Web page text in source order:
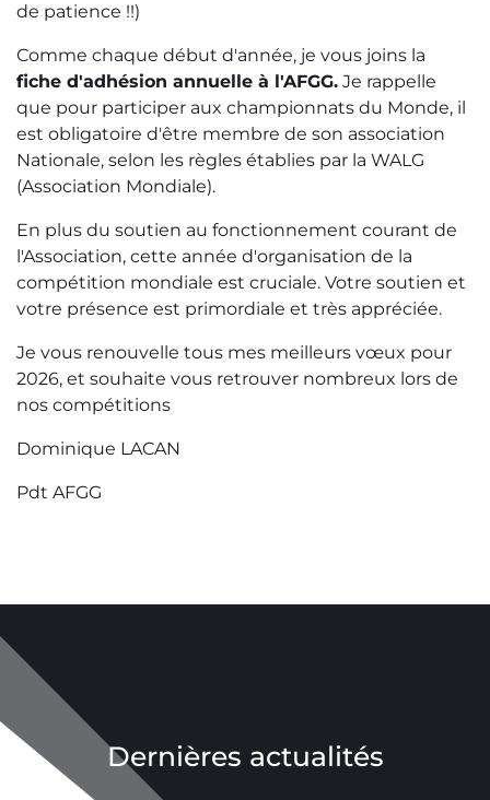
de patience !!)
Comme chaque début d'année, je vous joins la
fiche d'adhésion annuelle à l'AFGG. Je rappelle
que pour participer aux championnats du Monde, il
est obligatoire d'être membre de son association
Nationale, selon les règles établies par la WALG
(Association Mondiale).
En plus du soutien au fonctionnement courant de
l'Association, cette année d'organisation de la
compétition mondiale est cruciale. Votre soutien et
votre présence est primordiale et très appréciée.
Je vous renouvelle tous mes meilleurs vœux pour
2026, et souhaite vous retrouver nombreux lors de
nos compétitions
Dominique LACAN
Pdt AFGG
Dernières actualités